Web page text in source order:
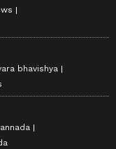
bhavishya